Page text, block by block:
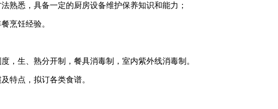
熟悉，具备一定的厨房设备维护保养知识和能力；
烹饪经验。
，生、熟分开制，餐具消毒制，室内紫外线消毒制。
特点，拟订各类食谱。